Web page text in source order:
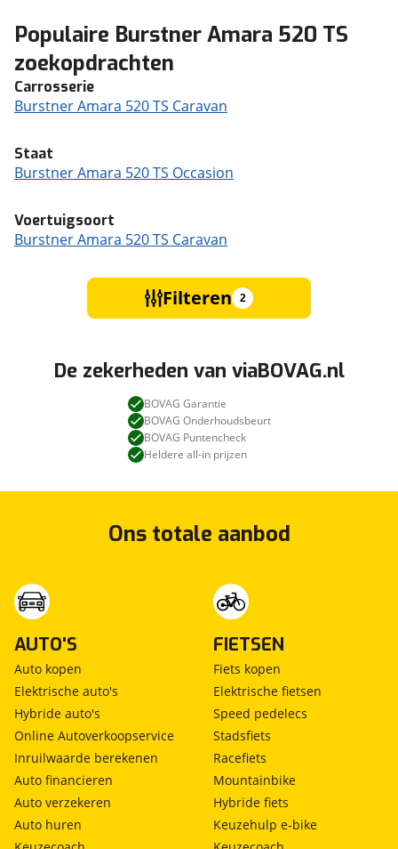
Populaire Burstner Amara 520 TS
zoekopdrachten
Carrosserie
Burstner Amara 520 TS Caravan
Staat
Burstner Amara 520 TS Occasion
Voertuigsoort
Burstner Amara 520 TS Caravan
Filteren 2
De zekerheden van viaBOVAG.nl
BOVAG Garantie
BOVAG Onderhoudsbeurt
BOVAG Puntencheck
Heldere all-in prijzen
Ons totale aanbod
AUTO'S
Auto kopen
Elektrische auto's
Hybride auto's
Online Autoverkoopservice
Inruilwaarde berekenen
Auto financieren
Auto verzekeren
Auto huren
FIETSEN
Fiets kopen
Elektrische fietsen
Speed pedelecs
Stadsfiets
Racefiets
Mountainbike
Hybride fiets
Keuzehulp e-bike